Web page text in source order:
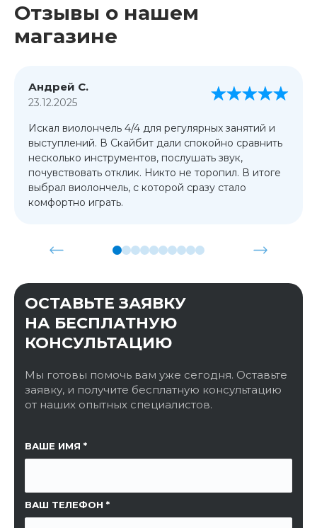
Отзывы о нашем
магазине
Андрей С.
23.12.2025
Искал виолончель 4/4 для регулярных занятий и
выступлений. В Скайбит дали спокойно сравнить
несколько инструментов, послушать звук,
почувствовать отклик. Никто не торопил. В итоге
выбрал виолончель, с которой сразу стало
комфортно играть.
ОСТАВЬТЕ ЗАЯВКУ
НА БЕСПЛАТНУЮ
КОНСУЛЬТАЦИЮ
Мы готовы помочь вам уже сегодня. Оставьте
заявку, и получите бесплатную консультацию
от наших опытных специалистов.
ВАШЕ ИМЯ
ВАШ ТЕЛЕФОН
ССЫЛКА НА СТРАНИЦУ